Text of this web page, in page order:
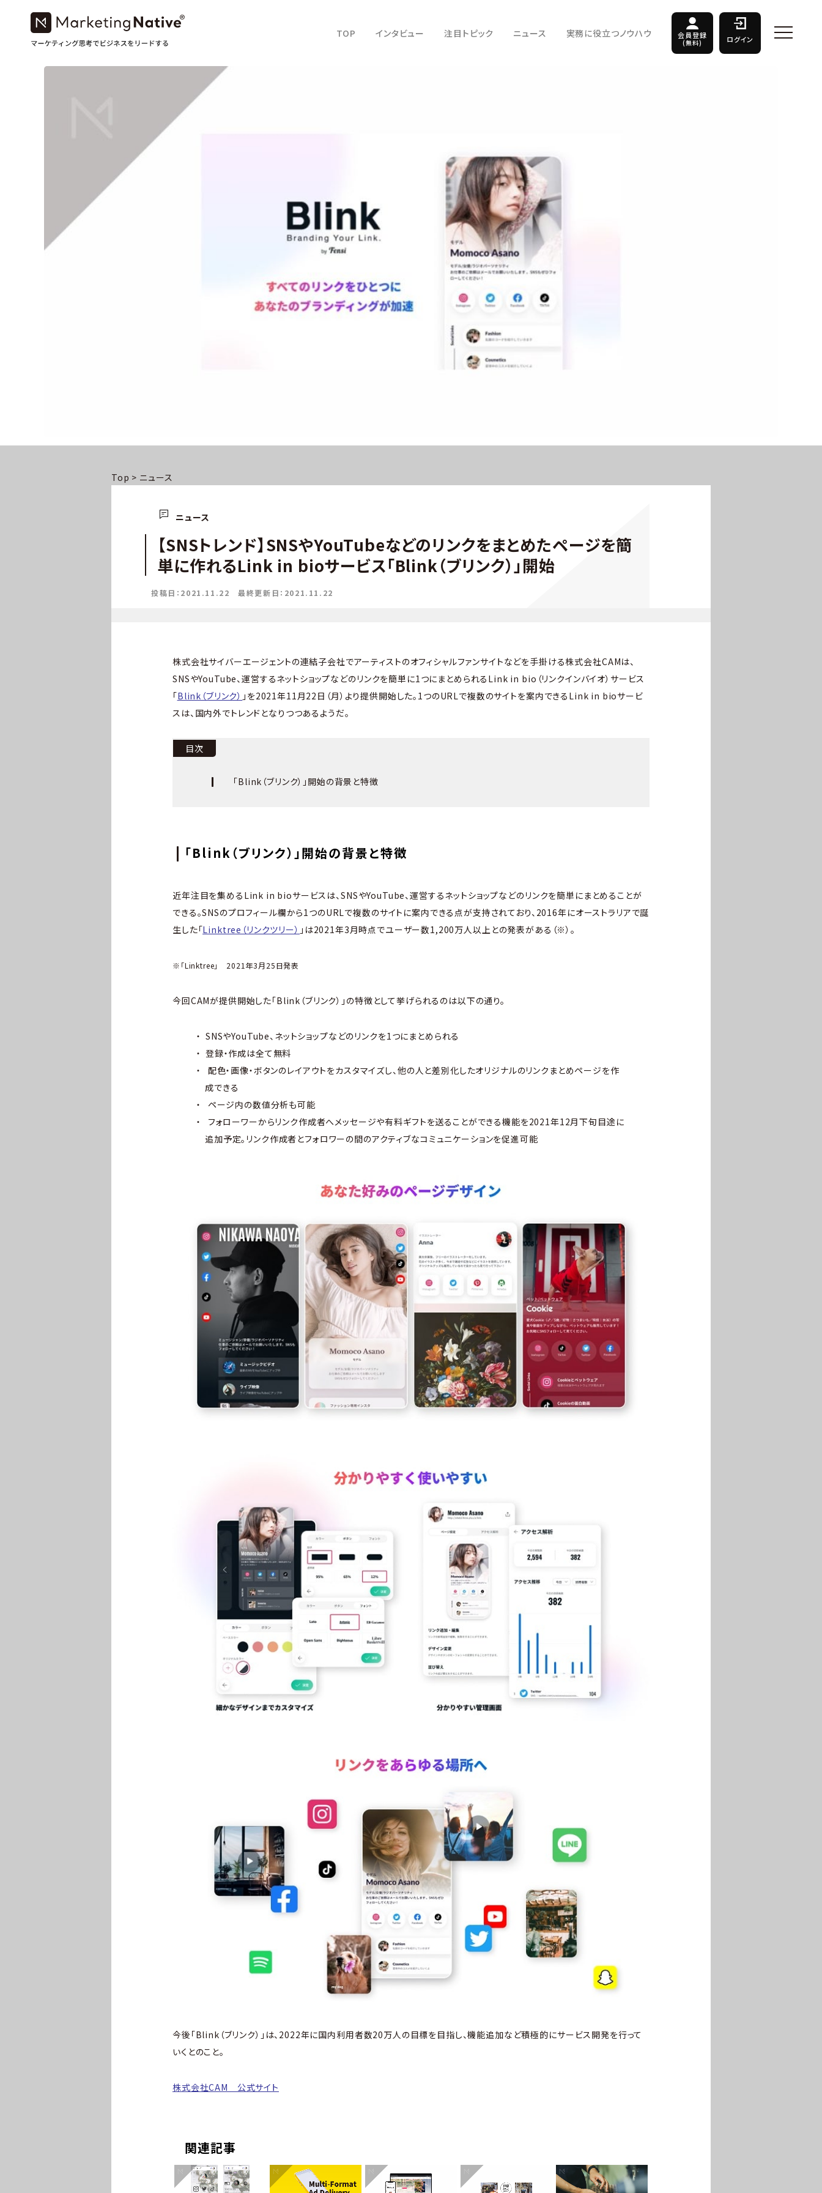
TOP インタビュー 注目トピック ニュース 実務に役立つノウハウ 会員登録
(無料) ログイン
Top > ニュース
ニュース
【SNSトレンド】SNSやYouTubeなどのリンクをまとめたページを簡
単に作れるLink in bioサービス「Blink（ブリンク）」開始
投稿日：2021.11.22 最終更新日：2021.11.22
株式会社サイバーエージェントの連結子会社でアーティストのオフィシャルファンサイトなどを手掛ける株式会社CAMは、
SNSやYouTube、運営するネットショップなどのリンクを簡単に1つにまとめられるLink in bio（リンクインバイオ）サービス
「Blink（ブリンク） 」を2021年11月22日（月）より提供開始した。1つのURLで複数のサイトを案内できるLink in bioサービ
スは、国内外でトレンドとなりつつあるようだ。
目次
「Blink（ブリンク）」開始の背景と特徴
「Blink（ブリンク）」開始の背景と特徴
近年注目を集めるLink in bioサービスは、SNSやYouTube、運営するネットショップなどのリンクを簡単にまとめることが
できる。SNSのプロフィール欄から1つのURLで複数のサイトに案内できる点が支持されており、2016年にオーストラリアで誕
生した「Linktree（リンクツリー） 」は2021年3月時点でユーザー数1,200万人以上との発表がある（※）。
※「Linktree」 2021年3月25日発表
今回CAMが提供開始した「Blink（ブリンク）」の特徴として挙げられるのは以下の通り。
SNSやYouTube、ネットショップなどのリンクを1つにまとめられる
登録・作成は全て無料
配色・画像・ボタンのレイアウトをカスタマイズし、他の人と差別化したオリジナルのリンクまとめページを作
成できる
ページ内の数値分析も可能
フォローワーからリンク作成者へメッセージや有料ギフトを送ることができる機能を2021年12月下旬目途に
追加予定。リンク作成者とフォロワーの間のアクティブなコミュニケーションを促進可能
今後「Blink（ブリンク）」は、2022年に国内利用者数20万人の目標を目指し、機能追加など積極的にサービス開発を行って
いくとのこと。
株式会社CAM 公式サイト
関連記事